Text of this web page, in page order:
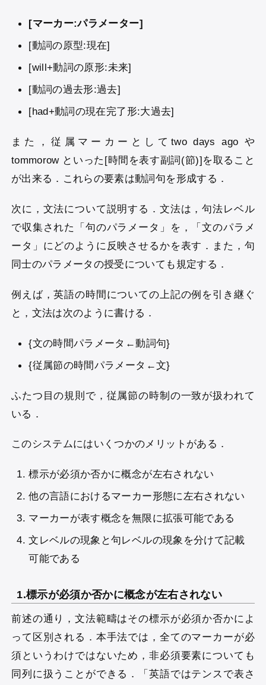
[マーカー:パラメーター]
[動詞の原型:現在]
[will+動詞の原形:未来]
[動詞の過去形:過去]
[had+動詞の現在完了形:大過去]
また，従属マーカーとしてtwo days ago や
tommorow といった[時間を表す副詞(節)]を取ること
が出来る．これらの要素は動詞句を形成する．
次に，文法について説明する．文法は，句法レベル
で収集された「句のパラメータ」を，「文のパラメ
ータ」にどのように反映させるかを表す．また，句
同士のパラメータの授受についても規定する．
例えば，英語の時間についての上記の例を引き継ぐ
と，文法は次のように書ける．
{文の時間パラメータ←動詞句}
{従属節の時間パラメータ←文}
ふたつ目の規則で，従属節の時制の一致が扱われて
いる．
このシステムにはいくつかのメリットがある．
標示が必須か否かに概念が左右されない
他の言語におけるマーカー形態に左右されない
マーカーが表す概念を無限に拡張可能である
文レベルの現象と句レベルの現象を分けて記載
可能である
1.標示が必須か否かに概念が左右されない
前述の通り，文法範疇はその標示が必須か否かによ
って区別される．本手法では，全てのマーカーが必
須というわけではないため，非必須要素についても
同列に扱うことができる．「英語ではテンスで表さ